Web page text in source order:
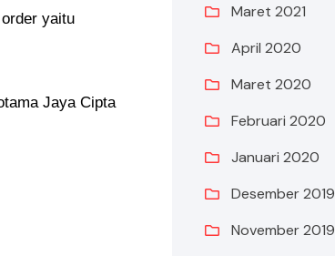
yaitu
Jaya Cipta
Maret 2021
April 2020
Maret 2020
Februari 2020
Januari 2020
Desember 2019
November 2019